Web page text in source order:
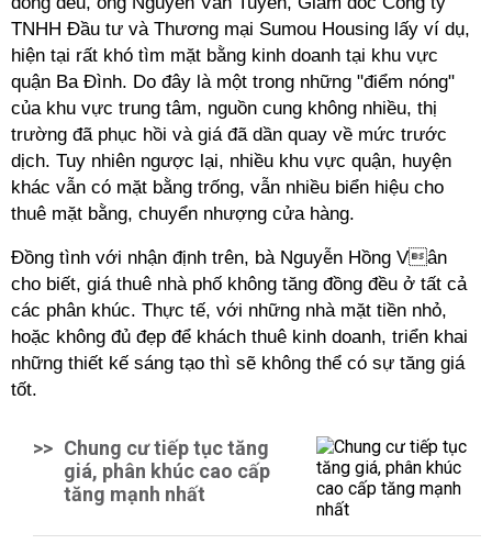
TNHH Đầu tư và Thương mại Sumou Housing lấy ví dụ,
hiện tại rất khó tìm mặt bằng kinh doanh tại khu vực
quận Ba Đình. Do đây là một trong những "điểm nóng"
của khu vực trung tâm, nguồn cung không nhiều, thị
trường đã phục hồi và giá đã dần quay về mức trước
dịch. Tuy nhiên ngược lại, nhiều khu vực quận, huyện
khác vẫn có mặt bằng trống, vẫn nhiều biển hiệu cho
thuê mặt bằng, chuyển nhượng cửa hàng.
Đồng tình với nhận định trên, bà Nguyễn Hồng Vân
cho biết, giá thuê nhà phố không tăng đồng đều ở tất cả
các phân khúc. Thực tế, với những nhà mặt tiền nhỏ,
hoặc không đủ đẹp để khách thuê kinh doanh, triển khai
những thiết kế sáng tạo thì sẽ không thể có sự tăng giá
tốt.
>> Chung cư tiếp tục tăng
giá, phân khúc cao cấp
tăng mạnh nhất